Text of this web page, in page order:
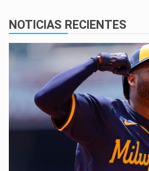
NOTICIAS RECIENTES